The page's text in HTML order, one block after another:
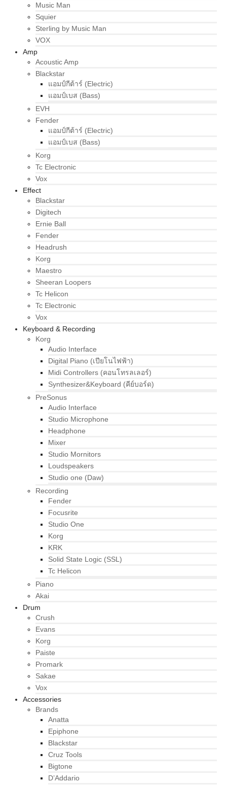
Music Man
Squier
Sterling by Music Man
VOX
Amp
Acoustic Amp
Blackstar
แอมป์กีต้าร์ (Electric)
แอมป์เบส (Bass)
EVH
Fender
แอมป์กีต้าร์ (Electric)
แอมป์เบส (Bass)
Korg
Tc Electronic
Vox
Effect
Blackstar
Digitech
Ernie Ball
Fender
Headrush
Korg
Maestro
Sheeran Loopers
Tc Helicon
Tc Electronic
Vox
Keyboard & Recording
Korg
Audio Interface
Digital Piano (เปียโนไฟฟ้า)
Midi Controllers (คอนโทรลเลอร์)
Synthesizer&Keyboard (คีย์บอร์ด)
PreSonus
Audio Interface
Studio Microphone
Headphone
Mixer
Studio Mornitors
Loudspeakers
Studio one (Daw)
Recording
Fender
Focusrite
Studio One
Korg
KRK
Solid State Logic (SSL)
Tc Helicon
Piano
Akai
Drum
Crush
Evans
Korg
Paiste
Promark
Sakae
Vox
Accessories
Brands
Anatta
Epiphone
Blackstar
Cruz Tools
Bigtone
D’Addario